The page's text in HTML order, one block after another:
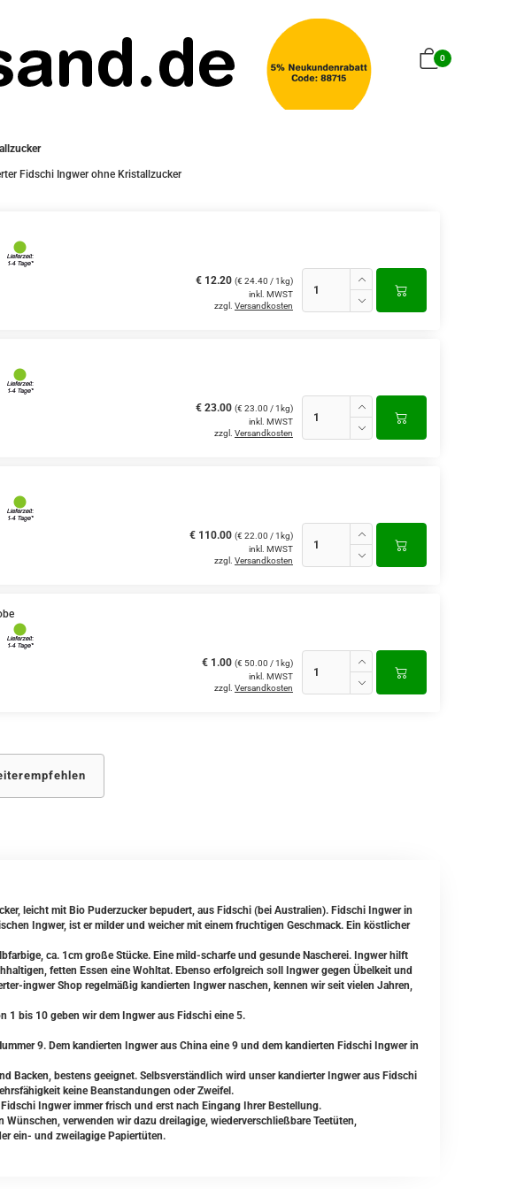
0
Fidschi Ingwer ohne Kristallzucker
€ 12.20 (€ 24.40 / 1kg)
inkl. MWST
zzgl. Versandkosten
€ 23.00 (€ 23.00 / 1kg)
inkl. MWST
zzgl. Versandkosten
€ 110.00 (€ 22.00 / 1kg)
inkl. MWST
zzgl. Versandkosten
€ 1.00 (€ 50.00 / 1kg)
inkl. MWST
zzgl. Versandkosten
leicht mit Bio Puderzucker bepudert, aus Fidschi (bei Australien). Fidschi Ingwer in
Ingwer, ist er milder und weicher mit einem fruchtigen Geschmack. Ein köstlicher
ca. 1cm große Stücke. Eine mild-scharfe und gesunde Nascherei. Ingwer hilft
fetten Essen eine Wohltat. Ebenso erfolgreich soll Ingwer gegen Übelkeit und
ingwer Shop regelmäßig kandierten Ingwer naschen, kennen wir seit vielen Jahren,
1 bis 10 geben wir dem Ingwer aus Fidschi eine 5.
9. Dem kandierten Ingwer aus China eine 9 und dem kandierten Fidschi Ingwer in
Backen, bestens geeignet. Selbsverständlich wird unser kandierter Ingwer aus Fidschi
keine Beanstandungen oder Zweifel.
Ingwer immer frisch und erst nach Eingang Ihrer Bestellung.
verwenden wir dazu dreilagige, wiederverschließbare Teetüten,
ein- und zweilagige Papiertüten.